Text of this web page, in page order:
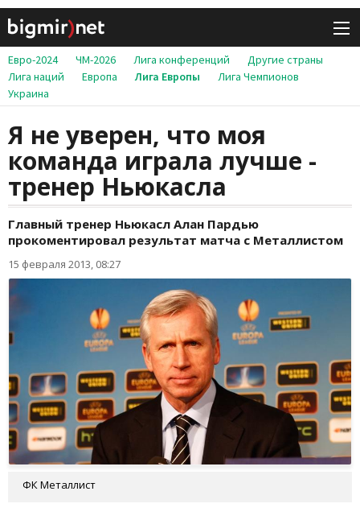
Евро-2024 ЧМ-2026 Лига конференций
Другие страны
Лига наций
Европа Лига Европы
Лига Чемпионов
Украина
Я не уверен, что моя
команда играла лучше -
тренер Ньюкасла
Главный тренер Ньюкасл Алан Пардью
прокоментировал результат матча с Металлистом
15 февраля 2013, 08:27
ФК Металлист